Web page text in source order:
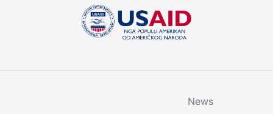
News